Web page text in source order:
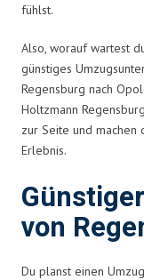
fühlst.
Also, worauf wartest
günstiges
Regensburg nach
Holtzmann
zur Seite und machen
Erlebnis.
von
Du planst einen